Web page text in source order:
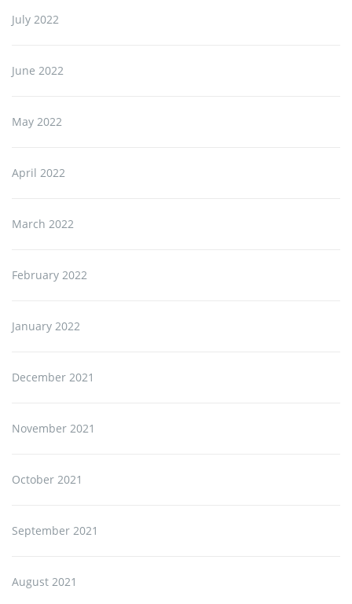
July 2022
June 2022
May 2022
April 2022
March 2022
February 2022
January 2022
December 2021
November 2021
October 2021
September 2021
August 2021